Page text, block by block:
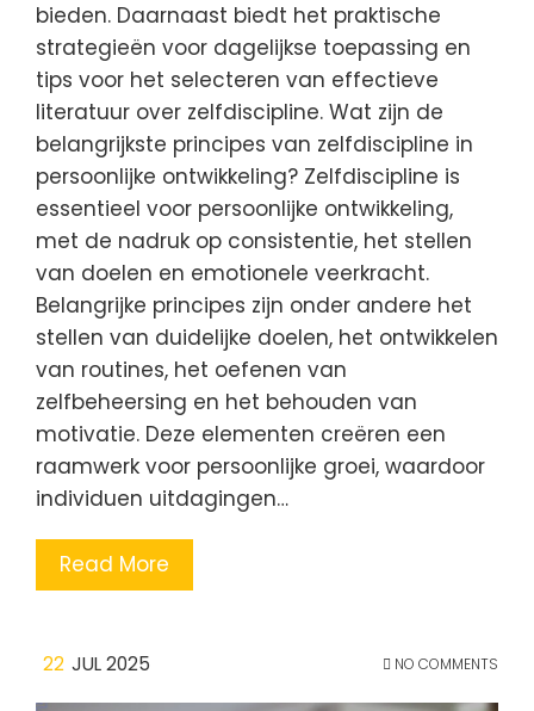
bieden. Daarnaast biedt het praktische
strategieën voor dagelijkse toepassing en
tips voor het selecteren van effectieve
literatuur over zelfdiscipline. Wat zijn de
belangrijkste principes van zelfdiscipline in
persoonlijke ontwikkeling? Zelfdiscipline is
essentieel voor persoonlijke ontwikkeling,
met de nadruk op consistentie, het stellen
van doelen en emotionele veerkracht.
Belangrijke principes zijn onder andere het
stellen van duidelijke doelen, het ontwikkelen
van routines, het oefenen van
zelfbeheersing en het behouden van
motivatie. Deze elementen creëren een
raamwerk voor persoonlijke groei, waardoor
individuen uitdagingen…
Read More
22 JUL 2025 NO COMMENTS